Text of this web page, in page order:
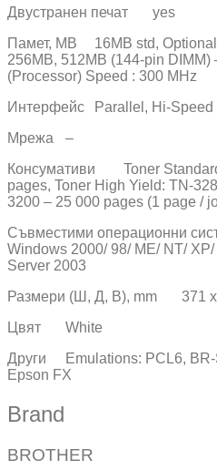
Двустранен печат
yes
Памет, MB
16MB std,
256MB, 512MB (144-pin
(Processor) Speed : 300 MHz
Интерфейс
Parallel, Hi-Speed
Мрежа
–
Консумативи
Toner
pages, Toner High Yield: TN-
3200 – 25 000 pages (1 page /
Съвместими операционни
Windows 2000/ 98/ ME/ NT/
Server 2003
Размери (Ш, Д, В), mm
371
Цвят
White
Други
Emulations: PCL6,
Epson FX
Brand
BROTHER